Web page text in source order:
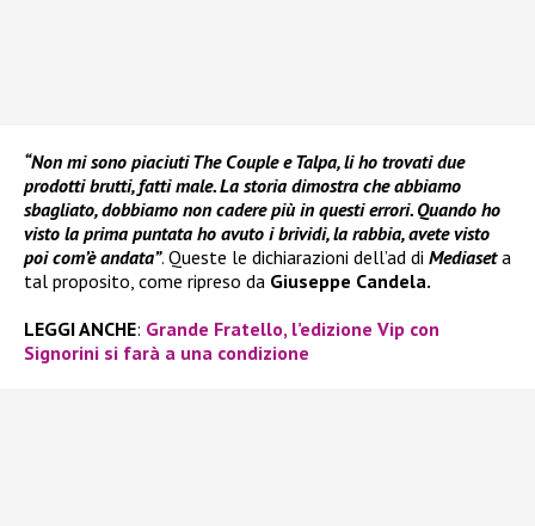
“Non mi sono piaciuti The Couple e Talpa, li ho trovati due
prodotti brutti, fatti male. La storia dimostra che abbiamo
sbagliato, dobbiamo non cadere più in questi errori. Quando ho
visto la prima puntata ho avuto i brividi, la rabbia, avete visto
poi com’è andata”. Queste le dichiarazioni dell’ad di Mediaseta
tal proposito, come ripreso da Giuseppe Candela.
LEGGI ANCHE: Grande Fratello, l’edizione Vip con
Signorini si farà a una condizione